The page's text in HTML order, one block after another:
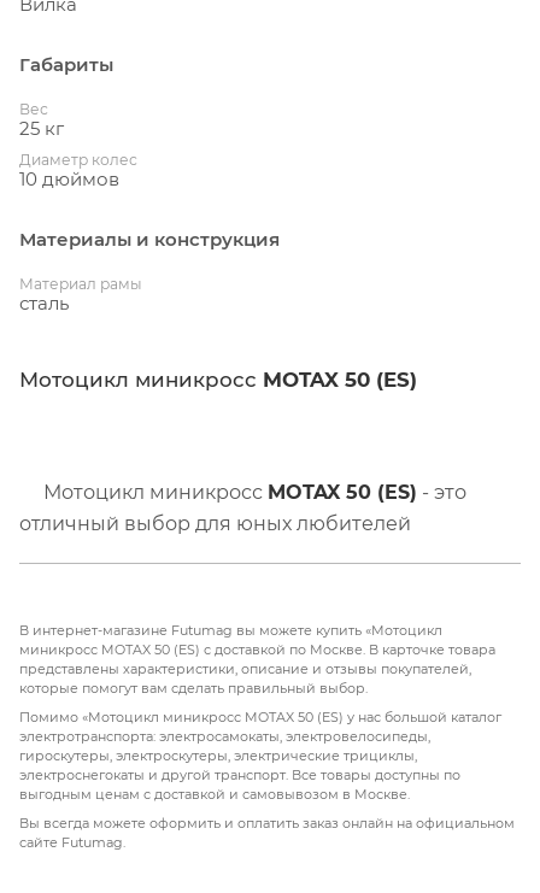
Габариты
Вес
25 кг
Диаметр колес
10 дюймов
Материалы и конструкция
Материал рамы
сталь
Мотоцикл миникросс MOTAX 50 (ES)
Мотоцикл миникросс MOTAX 50 (ES) - это
отличный выбор для юных любителей
до 130 смроста. Бензиновый двухтактный
двигатель обеспечивает надежную работу и
простоту обслуживания, а воздушное
охлаждение помогает поддерживать
оптимальную температуру двигателя.Данная
версия (ES) имеет электрисеский стартер, а
обычная только механический
В интернет-магазине Futumag вы можете купить «Мотоцикл
миникросс MOTAX 50 (ES) с доставкой по Москве. В карточке товара
представлены характеристики, описание и отзывы покупателей,
которые помогут вам сделать правильный выбор.
Помимо «Мотоцикл миникросс MOTAX 50 (ES) у нас большой каталог
электротранспорта: электросамокаты, электровелосипеды,
гироскутеры, электроскутеры, электрические трициклы,
электроснегокаты и другой транспорт. Все товары доступны по
выгодным ценам с доставкой и самовывозом в Москве.
Вы всегда можете оформить и оплатить заказ онлайн на официальном
сайте Futumag.